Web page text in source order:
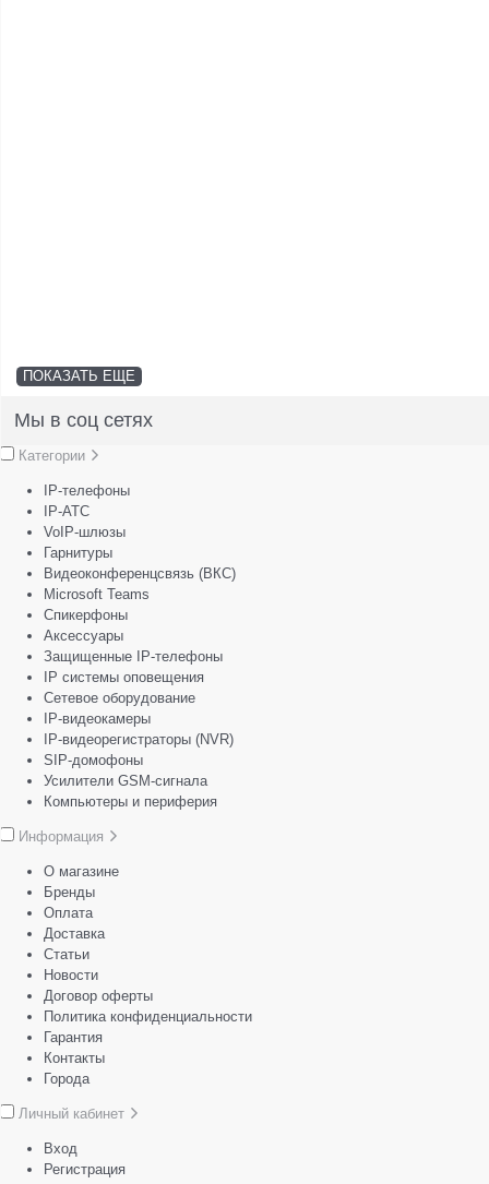
ПОКАЗАТЬ ЕЩЕ
Мы в соц сетях
Категории
IP-телефоны
IP-АТС
VoIP-шлюзы
Гарнитуры
Видеоконференцсвязь (ВКС)
Microsoft Teams
Спикерфоны
Аксессуары
Защищенные IP-телефоны
IP системы оповещения
Сетевое оборудование
IP-видеокамеры
IP-видеорегистраторы (NVR)
SIP-домофоны
Усилители GSM-сигнала
Компьютеры и периферия
Информация
О магазине
Бренды
Оплата
Доставка
Статьи
Новости
Договор оферты
Политика конфиденциальности
Гарантия
Контакты
Города
Личный кабинет
Вход
Регистрация